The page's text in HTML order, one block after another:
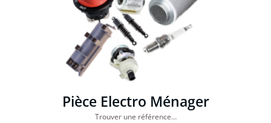
Pièce Electro Ménager
Trouver une référence…